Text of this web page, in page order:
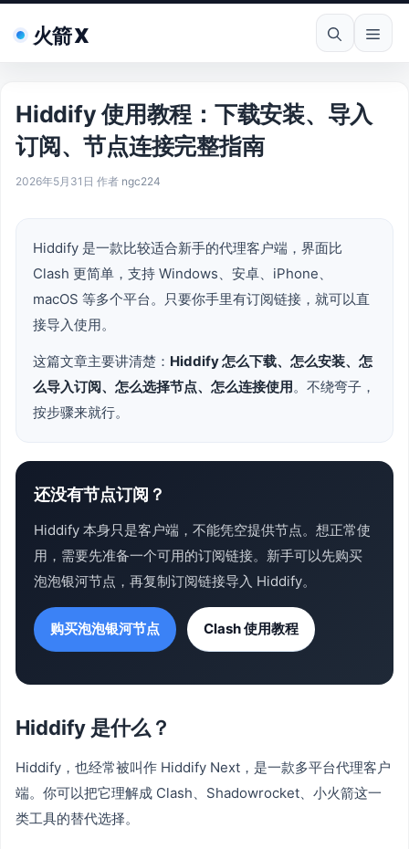
火箭 X 菜
Hiddify 使用教程：下载安装、导入
订阅、节点连接完整指南
2026年5月31日 作者 ngc224
Hiddify 是一款比较适合新手的代理客户端，界面比
Clash 更简单，支持 Windows、安卓、iPhone、
macOS 等多个平台。只要你手里有订阅链接，就可以直
接导入使用。
这篇文章主要讲清楚： Hiddify 怎么下载、怎么安装、怎
么导入订阅、怎么选择节点、怎么连接使用。不绕弯子，
按步骤来就行。
还没有节点订阅？
Hiddify 本身只是客户端，不能凭空提供节点。想正常使
用，需要先准备一个可用的订阅链接。新手可以先购买
泡泡银河节点，再复制订阅链接导入 Hiddify。
购买泡泡银河节点 Clash 使用教程
Hiddify 是什么？
Hiddify，也经常被叫作 Hiddify Next，是一款多平台代理客户
端。你可以把它理解成 Clash、Shadowrocket、小火箭这一
类工具的替代选择。